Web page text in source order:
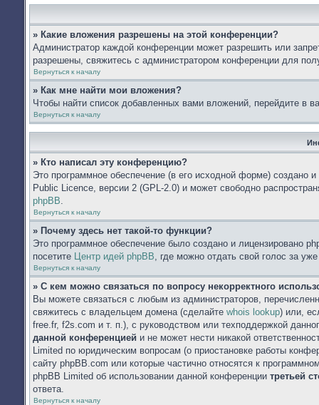
» Какие вложения разрешены на этой конференции?
Администратор каждой конференции может разрешить или
разрешены, свяжитесь с администратором конференции для
Вернуться к началу
» Как мне найти мои вложения?
Чтобы найти список добавленных вами вложений, перейдите в
Вернуться к началу
» Кто написал эту конференцию?
Это программное обеспечение (в его исходной форме) создано
Public Licence, версии 2 (GPL-2.0) и может свободно
phpBB.
Вернуться к началу
» Почему здесь нет такой-то функции?
Это программное обеспечение было создано и лицензировано
посетите Центр идей phpBB, где можно отдать свой голос за
Вернуться к началу
» С кем можно связаться по вопросу некорректного
Вы можете связаться с любым из администраторов,
свяжитесь с владельцем домена (сделайте whois lookup) или,
free.fr, f2s.com и т. п.), с руководством или техподдержкой
данной конференцией и не может нести никакой
Limited по юридическим вопросам (о приостановке работы
сайту phpBB.com или которые частично относятся к
phpBB Limited об использовании данной конференции третьей
ответа.
Вернуться к началу